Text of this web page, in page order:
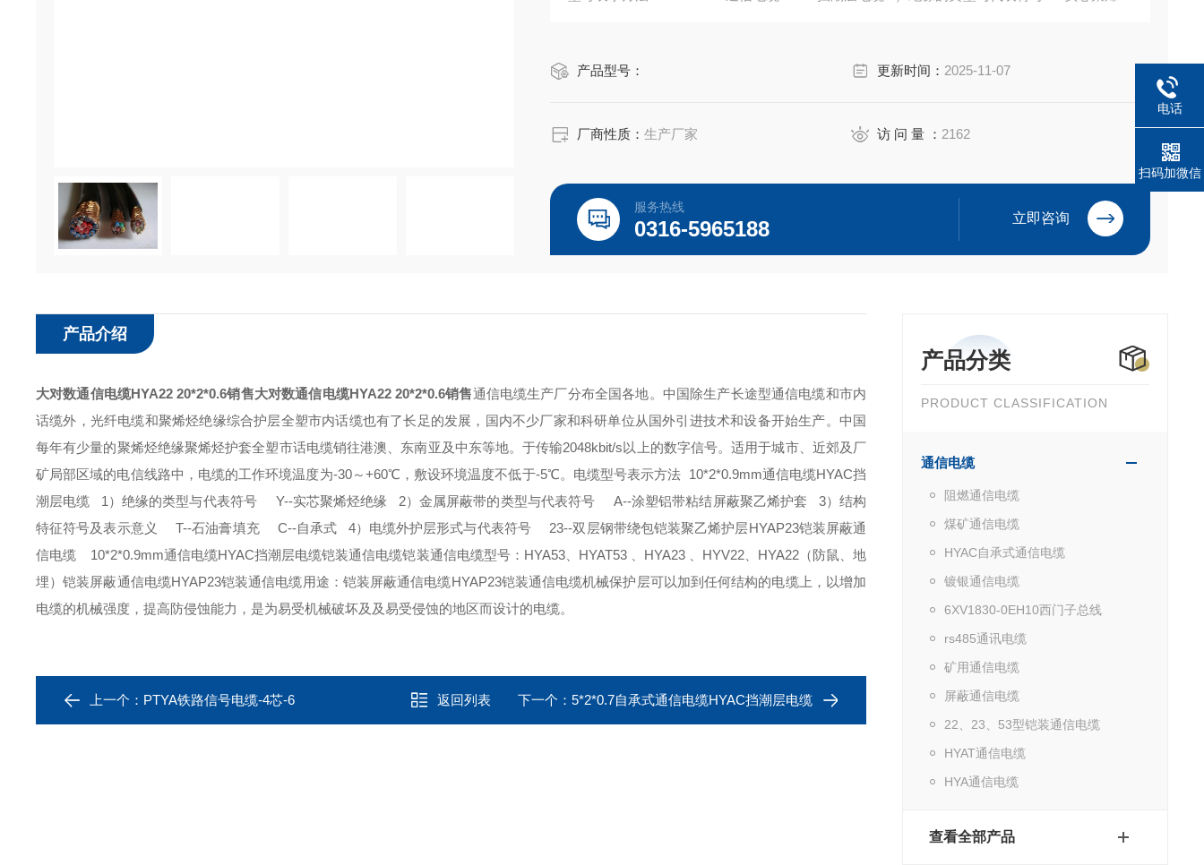
产品型号： 更新时间： 2025-11-07
厂商性质：生产厂家 访 问 量 ： 2162
服务热线
0316-5965188 立即咨询
产品分类
PRODUCT CLASSIFICATION
通信电缆
阻燃通信电缆
煤矿通信电缆
HYAC自承式通信电缆
镀银通信电缆
6XV1830-0EH10西门子总线
rs485通讯电缆
矿用通信电缆
屏蔽通信电缆
22、23、53型铠装通信电缆
HYAT通信电缆
HYA通信电缆
查看全部产品
产品介绍
大对数通信电缆HYA22 20*2*0.6销售大对数通信电缆HYA22 20*2*0.6销售通信电缆生产厂分布全国各地。中国除生产长途型通信电缆和市内
话缆外，光纤电缆和聚烯烃绝缘综合护层全塑市内话缆也有了长足的发展，国内不少厂家和科研单位从国外引进技术和设备开始生产。中国
每年有少量的聚烯烃绝缘聚烯烃护套全塑市话电缆销往港澳、东南亚及中东等地。于传输2048kbit/s以上的数字信号。适用于城市、近郊及厂
矿局部区域的电信线路中，电缆的工作环境温度为-30～+60℃，敷设环境温度不低于-5℃。电缆型号表示方法 10*2*0.9mm通信电缆HYAC挡
潮层电缆 1）绝缘的类型与代表符号 Y--实芯聚烯烃绝缘 2）金属屏蔽带的类型与代表符号 A--涂塑铝带粘结屏蔽聚乙烯护套 3）结构
特征符号及表示意义 T--石油膏填充 C--自承式 4）电缆外护层形式与代表符号 23--双层钢带绕包铠装聚乙烯护层HYAP23铠装屏蔽通
信电缆 10*2*0.9mm通信电缆HYAC挡潮层电缆铠装通信电缆铠装通信电缆型号：HYA53、HYAT53 、HYA23 、HYV22、HYA22（防鼠、地
埋）铠装屏蔽通信电缆HYAP23铠装通信电缆用途：铠装屏蔽通信电缆HYAP23铠装通信电缆机械保护层可以加到任何结构的电缆上，以增加
电缆的机械强度，提高防侵蚀能力，是为易受机械破坏及及易受侵蚀的地区而设计的电缆。
上一个： PTYA铁路信号电缆-4芯-6 返回列表 下一个： 5*2*0.7自承式通信电缆HYAC挡潮层电缆
电话
扫码加微信